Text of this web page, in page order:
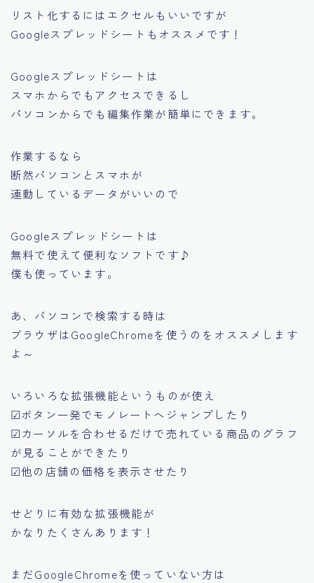
リスト化するにはエクセルもいいですが
Googleスプレッドシートもオススメです！
Googleスプレッドシートは
スマホからでもアクセスできるし
パソコンからでも編集作業が簡単にできます。
作業するなら
断然パソコンとスマホが
連動しているデータがいいので
Googleスプレッドシートは
無料で使えて便利なソフトです♪
僕も使っています。
あ、パソコンで検索する時は
ブラウザはGoogleChromeを使うのをオススメします
よ～
いろいろな拡張機能というものが使え
☑ボタン一発でモノレートへジャンプしたり
☑カーソルを合わせるだけで売れている商品のグラフ
が見ることができたり
☑他の店舗の価格を表示させたり
せどりに有効な拡張機能が
かなりたくさんあります！
まだGoogleChromeを使っていない方は